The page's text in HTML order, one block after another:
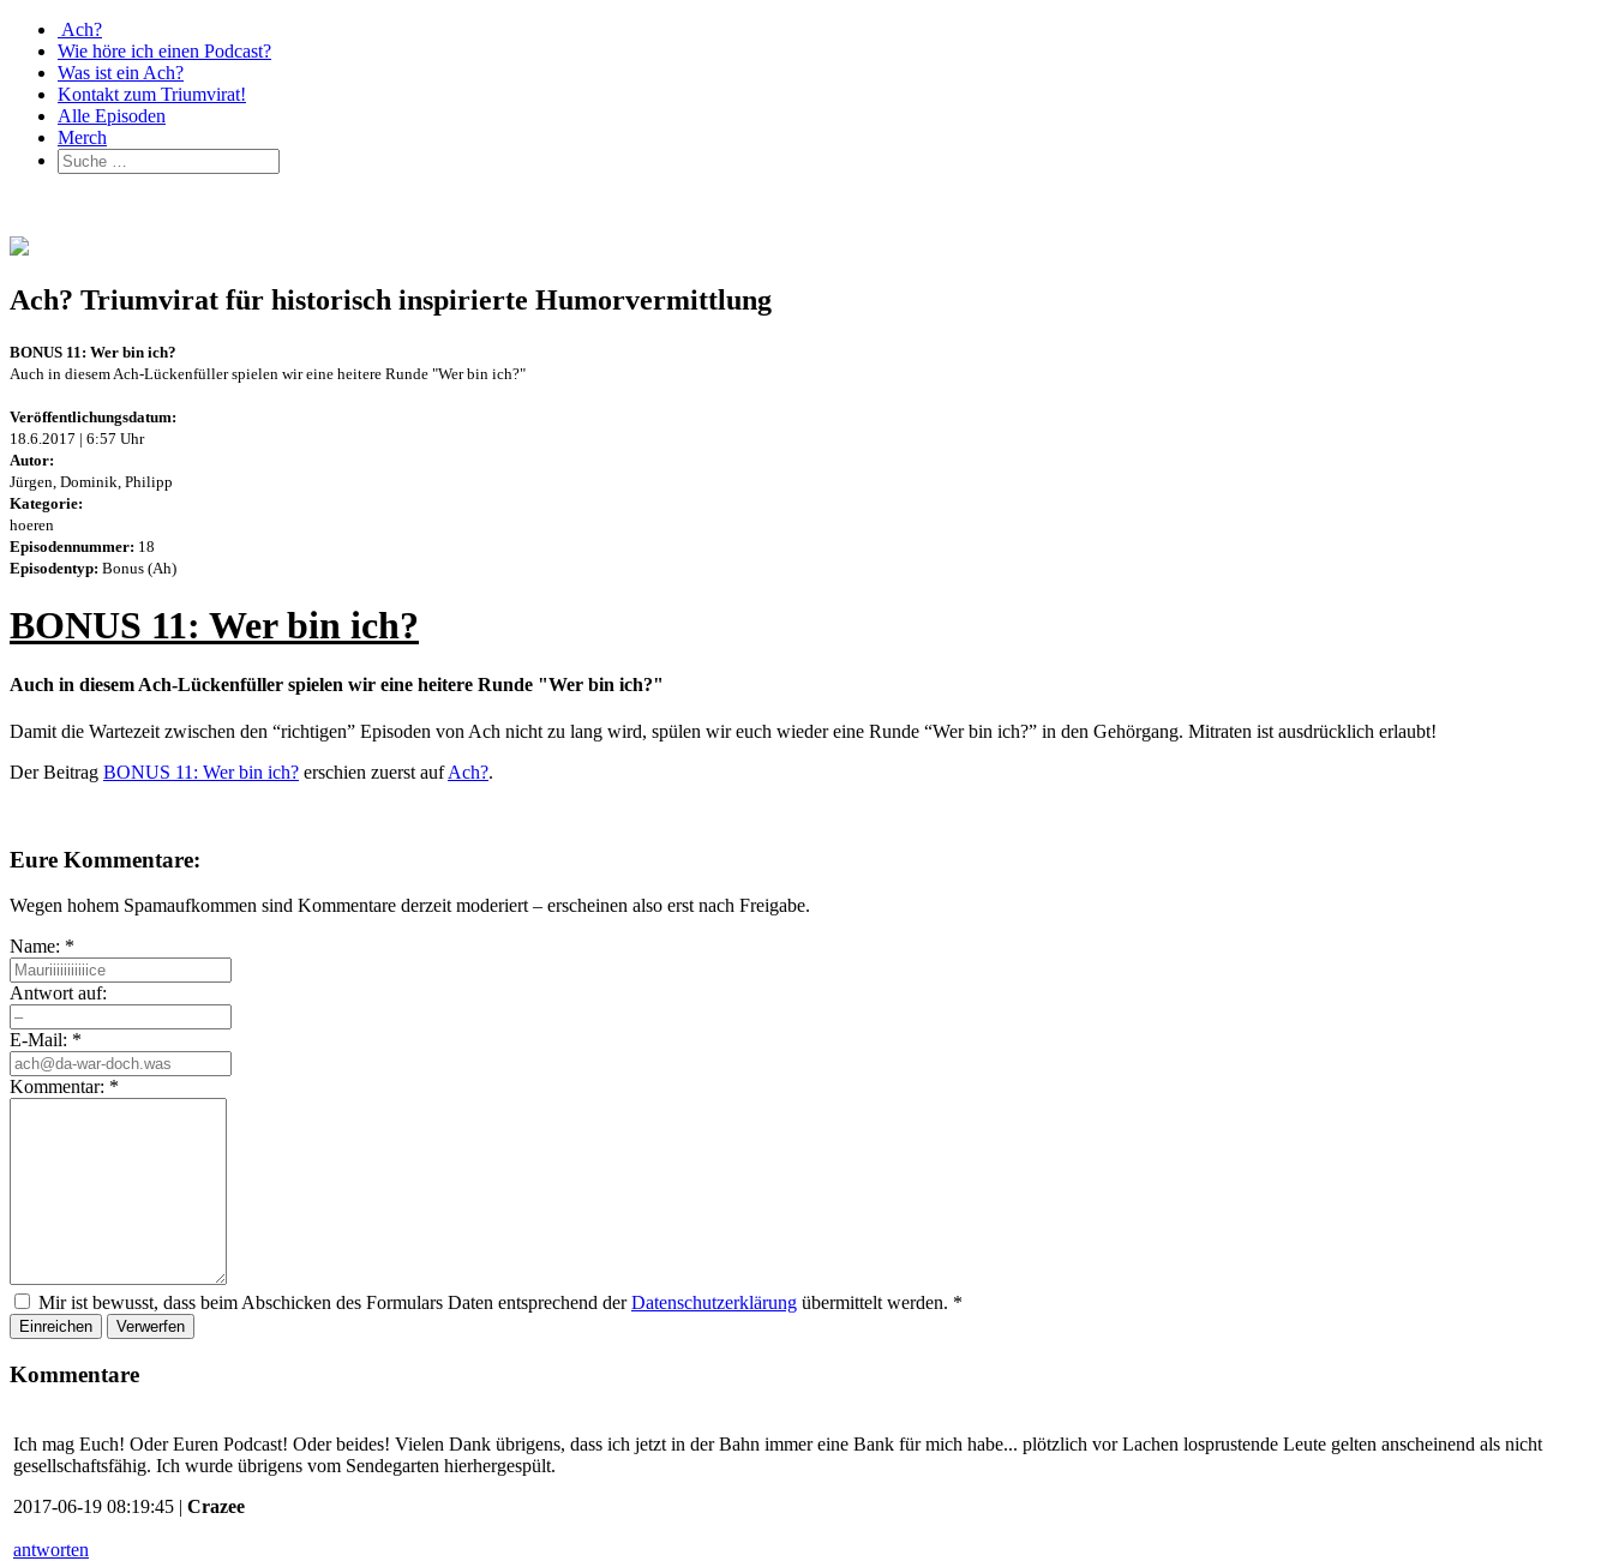
Ach?
Wie höre ich einen Podcast?
Was ist ein Ach?
Kontakt zum Triumvirat!
Alle Episoden
Merch
Ach? Triumvirat für historisch inspirierte Humorvermittlung
BONUS 11: Wer bin ich?
Auch in diesem Ach-Lückenfüller spielen wir eine heitere Runde "Wer bin ich?"
Veröffentlichungsdatum:
18.6.2017 | 6:57 Uhr
Autor:
Jürgen, Dominik, Philipp
Kategorie:
hoeren
Episodennummer: 18
Episodentyp: Bonus (Ah)
BONUS 11: Wer bin ich?
Auch in diesem Ach-Lückenfüller spielen wir eine heitere Runde "Wer bin ich?"
Damit die Wartezeit zwischen den “richtigen” Episoden von Ach nicht zu lang wird, spülen wir euch wieder eine Runde “Wer bin ich?” in den Gehörgang. Mitraten ist ausdrücklich erlaubt!
Der Beitrag BONUS 11: Wer bin ich? erschien zuerst aufAch?.
Eure Kommentare:
Wegen hohem Spamaufkommen sind Kommentare derzeit moderiert – erscheinen also erst nach Freigabe.
Name: *
Antwort auf:
E-Mail: *
Kommentar: *
Mir ist bewusst, dass beim Abschicken des Formulars Daten entsprechend derDatenschutzerklärung übermittelt werden. *
Einreichen Verwerfen
Kommentare
Ich mag Euch! Oder Euren Podcast! Oder beides! Vielen Dank übrigens, dass ich jetzt in der Bahn immer eine Bank für mich habe... plötzlich vor Lachen losprustende Leute gelten anscheinend als nicht
gesellschaftsfähig. Ich wurde übrigens vom Sendegarten hierhergespült.
2017-06-19 08:19:45 | Crazee
antworten